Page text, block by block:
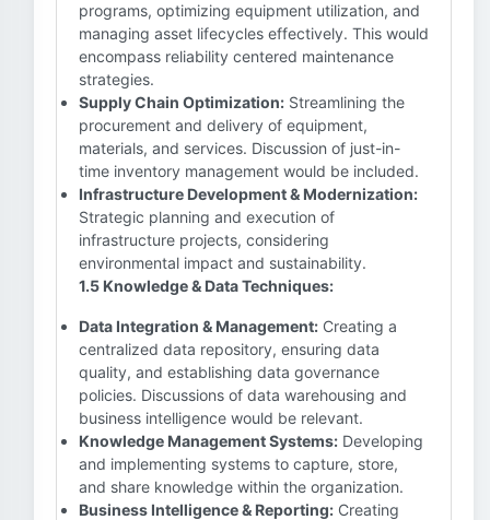
programs, optimizing equipment utilization, and
managing asset lifecycles effectively. This would
encompass reliability centered maintenance
strategies.
Supply Chain Optimization: Streamlining the
procurement and delivery of equipment,
materials, and services. Discussion of just-in-
time inventory management would be included.
Infrastructure Development & Modernization:
Strategic planning and execution of
infrastructure projects, considering
environmental impact and sustainability.
1.5 Knowledge & Data Techniques:
Data Integration & Management: Creating a
centralized data repository, ensuring data
quality, and establishing data governance
policies. Discussions of data warehousing and
business intelligence would be relevant.
Knowledge Management Systems: Developing
and implementing systems to capture, store,
and share knowledge within the organization.
Business Intelligence & Reporting: Creating